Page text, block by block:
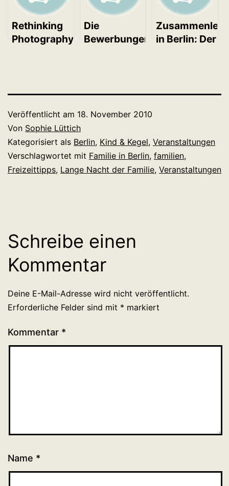
Rethinking
Photography
Berlin
Die
Bewerbungen
Festival
in Berlin: Der
Veröffentlicht am 18. November 2010
Von Sophie Lüttich
Kategorisiert als Berlin, Kind & Kegel, Veranstaltungen
Verschlagwortet mit Familie in Berlin, familien,
Freizeittipps, Lange Nacht der Familie, Veranstaltungen
Schreibe einen
Kommentar
Deine E-Mail-Adresse wird nicht veröffentlicht.
Erforderliche Felder sind mit * markiert
Kommentar *
Name *